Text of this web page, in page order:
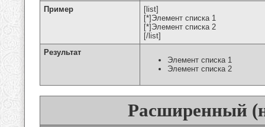
Пример
[list]
[*]Элемент списка 1
[*]Элемент списка 2
[/list]
Результат
Элемент списка 1
Элемент списка 2
Расширенный